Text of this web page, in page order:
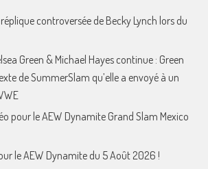
controversée de Becky Lynch lors du
Green & Michael Hayes continue : Green
de SummerSlam qu’elle a envoyé à un
pour le AEW Dynamite Grand Slam Mexico
le AEW Dynamite du 5 Août 2026 !